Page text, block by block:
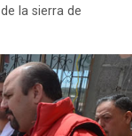
la sierra de